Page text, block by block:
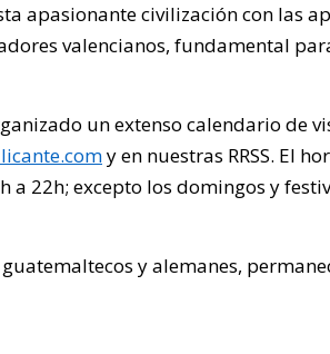
apasionante civilización con las
valencianos, fundamental
un extenso calendario de
y en nuestras RRSS. El
22h; excepto los domingos y
y alemanes,